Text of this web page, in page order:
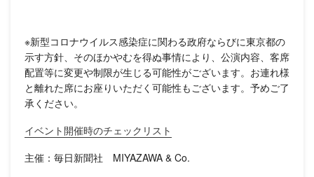
※新型コロナウイルス感染症に関わる政府ならびに東京都の
示す方針、そのほかやむを得ぬ事情により、公演内容、客席
配置等に変更や制限が生じる可能性がございます。お連れ様
と離れた席にお座りいただく可能性もございます。予めご了
承ください。
イベント開催時のチェックリスト
主催：毎日新聞社 MIYAZAWA & Co.